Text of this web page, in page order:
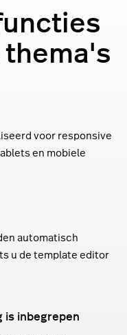
voor responsive
en mobiele
automatisch
u de template editor
is inbegrepen